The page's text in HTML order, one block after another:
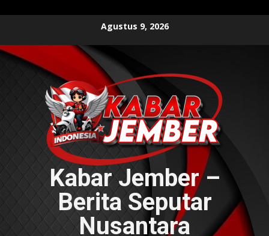
content
Agustus 9, 2026
Kabar Jember –
Berita Seputar
Nusantara